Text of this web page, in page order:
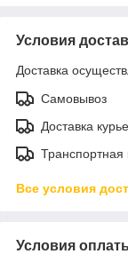
Условия
Доставка
Самовывоз
Доставка
Транспортная
Все условия
Условия